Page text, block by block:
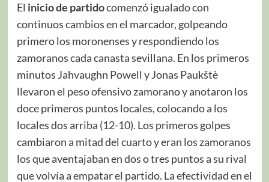
El inicio de partidocomenzó igualado con
continuos cambios en el marcador, golpeando
primero los moronenses y respondiendo los
zamoranos cada canasta sevillana. En los primeros
minutos Jahvaughn Powell y Jonas Paukštè
llevaron el peso ofensivo zamorano y anotaron los
doce primeros puntos locales, colocando a los
locales dos arriba (12-10). Los primeros golpes
cambiaron a mitad del cuarto y eran los zamoranos
los que aventajaban en dos o tres puntos a su rival
que volvía a empatar el partido. La efectividad en el